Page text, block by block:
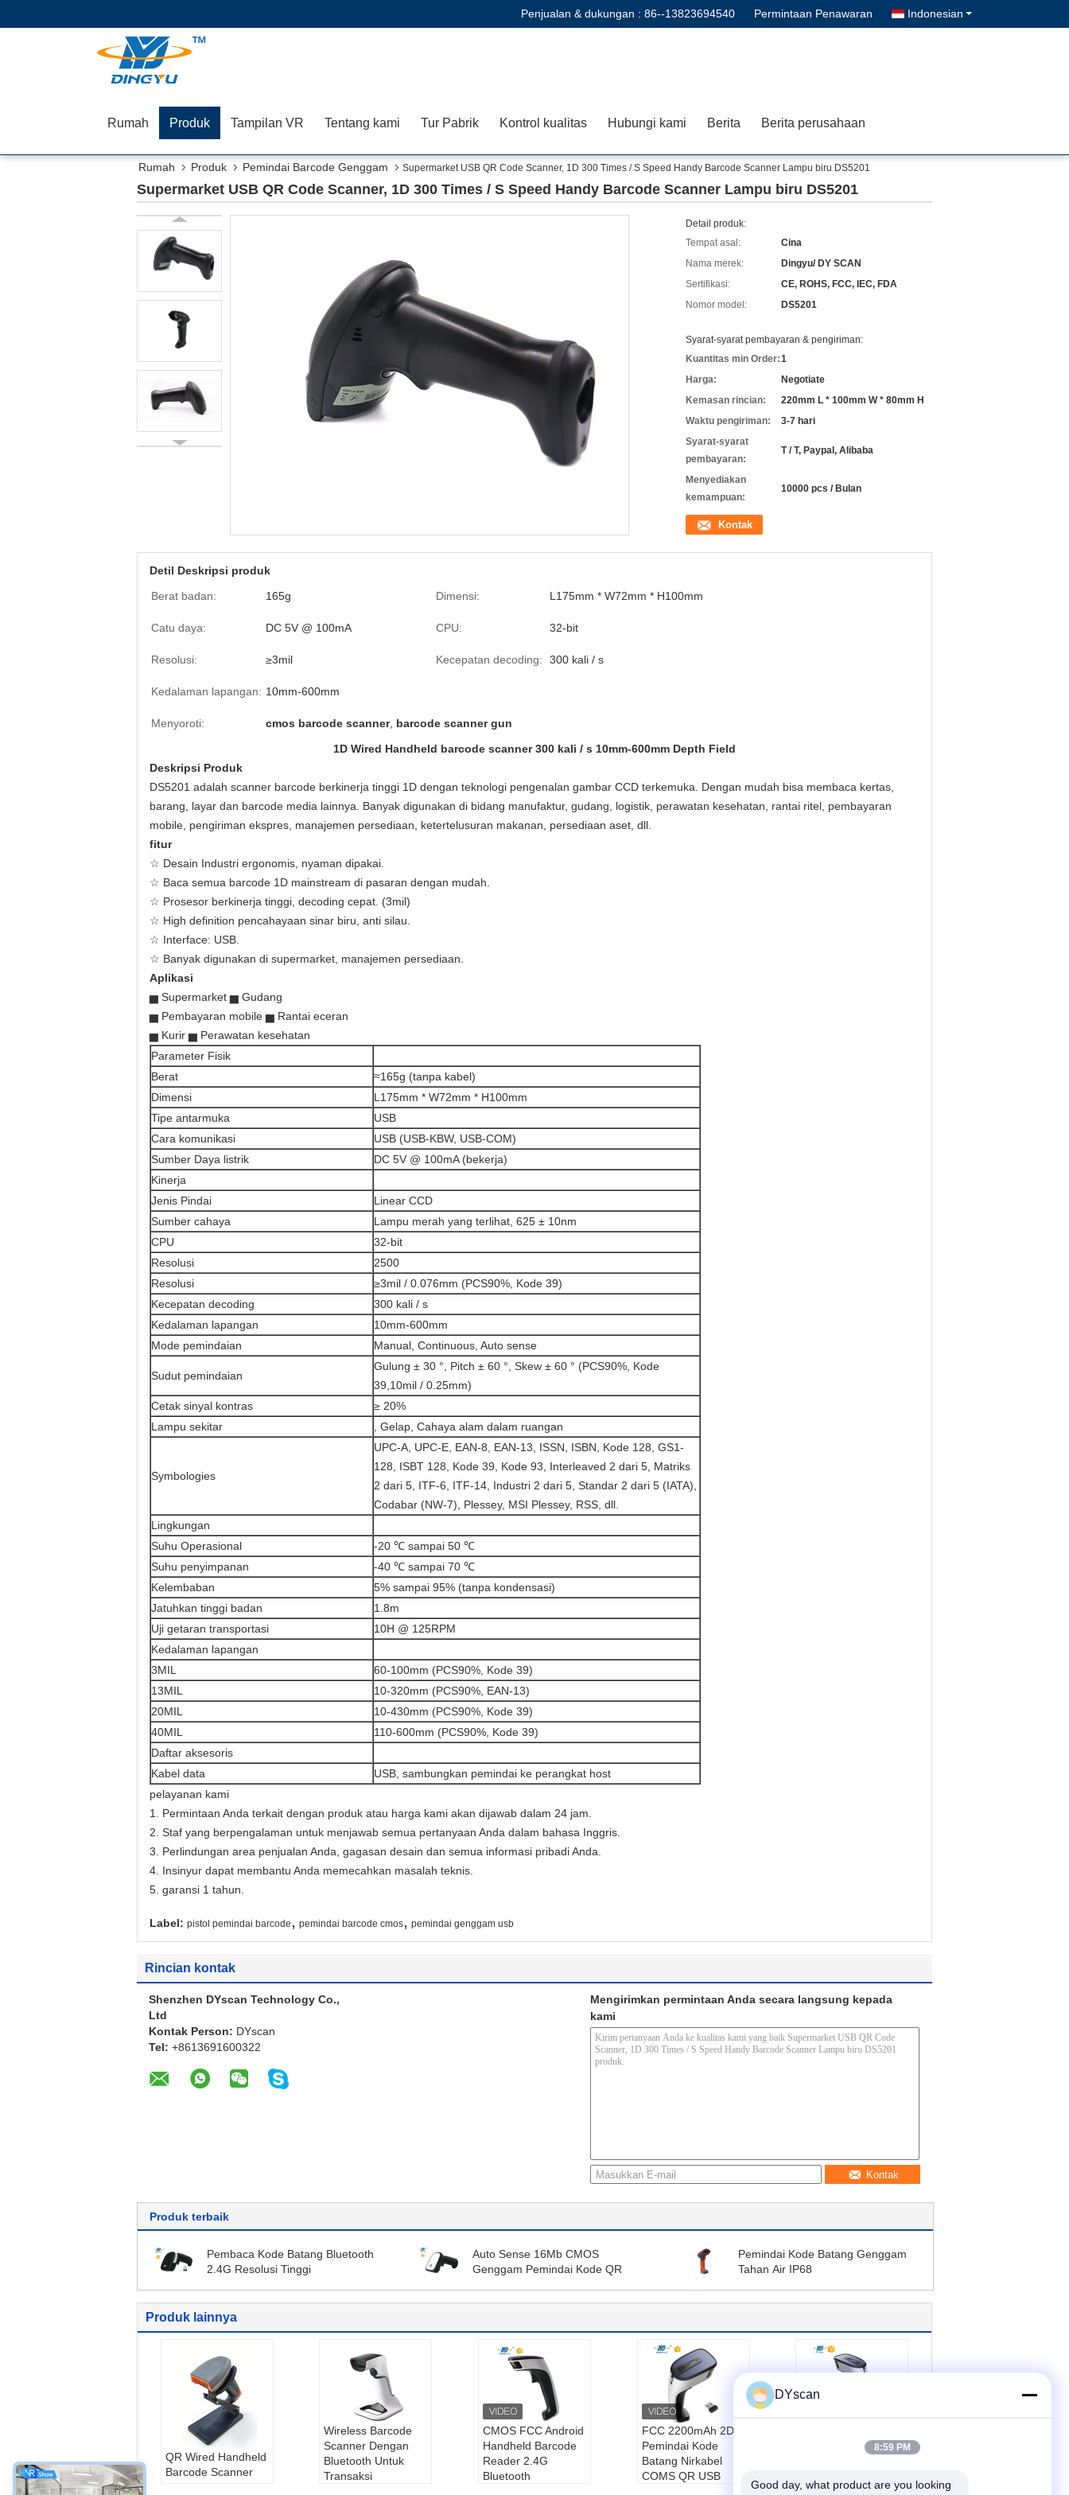
Penjualan & dukungan : 86--13823694540 Permintaan Penawaran Indonesian
Rumah Produk Tampilan VR Tentang kami Tur Pabrik Kontrol kualitas Hubungi kami Berita Berita perusahaan
Rumah Produk Pemindai Barcode Genggam Supermarket USB QR Code Scanner, 1D 300 Times / S Speed ​​Handy Barcode Scanner Lampu biru DS5201
Supermarket USB QR Code Scanner, 1D 300 Times / S Speed ​​Handy Barcode Scanner Lampu biru DS5201
Detail produk:
Tempat asal:
Cina
Nama merek:
Dingyu/ DY SCAN
Sertifikasi:
CE, ROHS, FCC, IEC, FDA
Nomor model:
DS5201
Syarat-syarat pembayaran & pengiriman:
Kuantitas min Order:1
Harga:
Negotiate
Kemasan rincian:
220mm L * 100mm W * 80mm H
Waktu pengiriman:
3-7 hari
Syarat-syarat
pembayaran:
T / T, Paypal, Alibaba
Menyediakan
kemampuan:
10000 pcs / Bulan
Kontak
Detil Deskripsi produk
Berat badan:
165g Dimensi: L175mm * W72mm * H100mm
Catu daya: DC 5V @ 100mA CPU: 32-bit
Resolusi: ≥3mil Kecepatan decoding: 300 kali / s
Kedalaman lapangan: 10mm-600mm
Menyoroti: cmos barcode scanner, barcode scanner gun
1D Wired Handheld barcode scanner 300 kali / s 10mm-600mm Depth Field
Deskripsi Produk
DS5201 adalah scanner barcode berkinerja tinggi 1D dengan teknologi pengenalan gambar CCD terkemuka. Dengan mudah bisa membaca kertas,
barang, layar dan barcode media lainnya. Banyak digunakan di bidang manufaktur, gudang, logistik, perawatan kesehatan, rantai ritel, pembayaran
mobile, pengiriman ekspres, manajemen persediaan, ketertelusuran makanan, persediaan aset, dll.
fitur
☆ Desain Industri ergonomis, nyaman dipakai.
☆ Baca semua barcode 1D mainstream di pasaran dengan mudah.
☆ Prosesor berkinerja tinggi, decoding cepat. (3mil)
☆ High definition pencahayaan sinar biru, anti silau.
☆ Interface: USB.
☆ Banyak digunakan di supermarket, manajemen persediaan.
Aplikasi
▅ Supermarket ▅ Gudang
▅ Pembayaran mobile ▅ Rantai eceran
▅ Kurir ▅ Perawatan kesehatan
Parameter Fisik
Berat
≈165g (tanpa kabel)
Dimensi
L175mm * W72mm * H100mm
Tipe antarmuka
USB
Cara komunikasi
USB (USB-KBW, USB-COM)
Sumber Daya listrik
DC 5V @ 100mA (bekerja)
Kinerja
Jenis Pindai
Linear CCD
Sumber cahaya
Lampu merah yang terlihat, 625 ± 10nm
CPU
32-bit
Resolusi
2500
Resolusi
≥3mil / 0.076mm (PCS90%, Kode 39)
Kecepatan decoding
300 kali / s
Kedalaman lapangan
10mm-600mm
Mode pemindaian
Manual, Continuous, Auto sense
Sudut pemindaian
Gulung ± 30 °, Pitch ± 60 °, Skew ± 60 ° (PCS90%, Kode
39,10mil / 0.25mm)
Cetak sinyal kontras
≥ 20%
Lampu sekitar
, Gelap, Cahaya alam dalam ruangan
Symbologies
UPC-A, UPC-E, EAN-8, EAN-13, ISSN, ISBN, Kode 128, GS1-
128, ISBT 128, Kode 39, Kode 93, Interleaved 2 dari 5, Matriks
2 dari 5, ITF-6, ITF-14, Industri 2 dari 5, Standar 2 dari 5 (IATA),
Codabar (NW-7), Plessey, MSI Plessey, RSS, dll.
Lingkungan
Suhu Operasional
-20 ℃ sampai 50 ℃
Suhu penyimpanan
-40 ℃ sampai 70 ℃
Kelembaban
5% sampai 95% (tanpa kondensasi)
Jatuhkan tinggi badan
1.8m
Uji getaran transportasi
10H @ 125RPM
Kedalaman lapangan
3MIL
60-100mm (PCS90%, Kode 39)
13MIL
10-320mm (PCS90%, EAN-13)
20MIL
10-430mm (PCS90%, Kode 39)
40MIL
110-600mm (PCS90%, Kode 39)
Daftar aksesoris
Kabel data
USB, sambungkan pemindai ke perangkat host
pelayanan kami
1. Permintaan Anda terkait dengan produk atau harga kami akan dijawab dalam 24 jam.
2. Staf yang berpengalaman untuk menjawab semua pertanyaan Anda dalam bahasa Inggris.
3. Perlindungan area penjualan Anda, gagasan desain dan semua informasi pribadi Anda.
4. Insinyur dapat membantu Anda memecahkan masalah teknis.
5. garansi 1 tahun.
Label: pistol pemindai barcode , pemindai barcode cmos, pemindai genggam usb
Rincian kontak
Shenzhen DYscan Technology Co.,
Ltd
Kontak Person: DYscan
Tel: +8613691600322
Mengirimkan permintaan Anda secara langsung kepada
kami
Kontak
Produk terbaik
Pembaca Kode Batang Bluetooth
2.4G Resolusi Tinggi
Auto Sense 16Mb CMOS
Genggam Pemindai Kode QR
Pemindai Kode Batang Genggam
Tahan Air IP68
Produk lainnya
QR Wired Handheld
Barcode Scanner
Wireless Barcode
Scanner Dengan
Bluetooth Untuk
Transaksi
CMOS FCC Android
Handheld Barcode
Reader 2.4G
Bluetooth
FCC 2200mAh 2D
Pemindai Kode
Batang Nirkabel
COMS QR USB
Barcode Scanner,
Code Scanner
DYscan
8:59 PM
Good day, what product are you looking